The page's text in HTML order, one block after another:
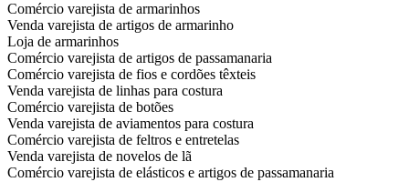
Comércio varejista de armarinhos
Venda varejista de artigos de armarinho
Loja de armarinhos
Comércio varejista de artigos de passamanaria
Comércio varejista de fios e cordões têxteis
Venda varejista de linhas para costura
Comércio varejista de botões
Venda varejista de aviamentos para costura
Comércio varejista de feltros e entretelas
Venda varejista de novelos de lã
Comércio varejista de elásticos e artigos de passamanaria